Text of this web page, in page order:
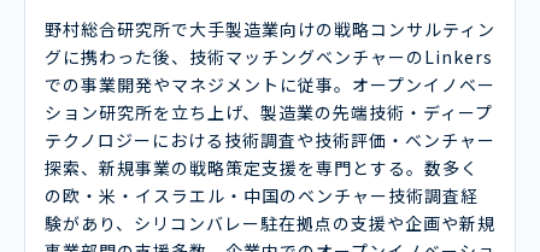
野村総合研究所で大手製造業向けの戦略コンサルティン
グに携わった後、技術マッチングベンチャーのLinkers
での事業開発やマネジメントに従事。オープンイノベー
ション研究所を立ち上げ、製造業の先端技術・ディープ
テクノロジーにおける技術調査や技術評価・ベンチャー
探索、新規事業の戦略策定支援を専門とする。数多く
の欧・米・イスラエル・中国のベンチャー技術調査経
験があり、シリコンバレー駐在拠点の支援や企画や新規